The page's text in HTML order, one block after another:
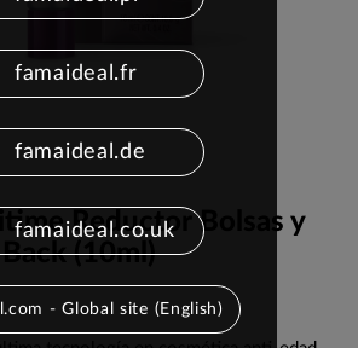
Reductor Bolsas y
(10ml)
famaideal.fr
famaideal.de
famaideal.co.uk
- Global site (English)